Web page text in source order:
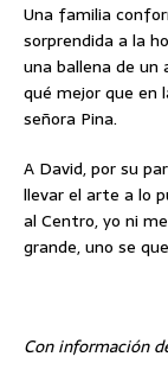
Una familia
sorprendida a la
una ballena de un
qué mejor que en
señora Pina.
A David, por su
llevar el arte a lo
al Centro, yo ni
grande, uno se
Con información